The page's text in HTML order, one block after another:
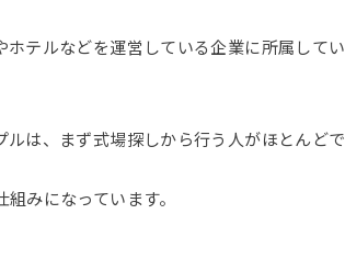
テルなどを運営している企業に所属してい
は、まず式場探しから行う人がほとんどで
みになっています。